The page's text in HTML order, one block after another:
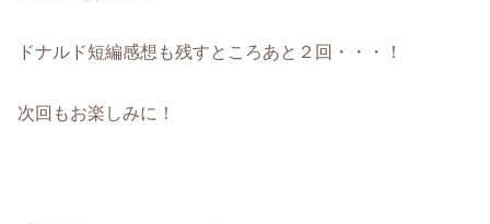
ドナルド短編感想も残すところあと２回・・・！
次回もお楽しみに！